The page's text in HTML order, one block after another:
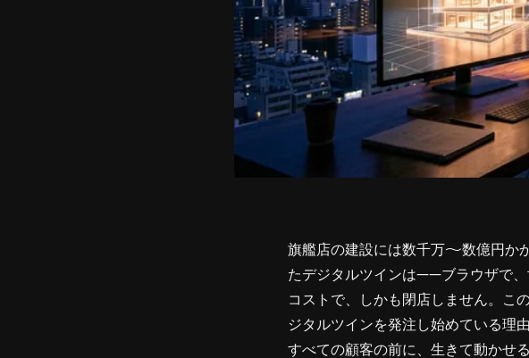
旗艦店の建設には数千万〜数億円か
たデジタルツインは——ブラウザで
コストで、しかも閉店しません。こ
ジタルツインを発注し始めている理
すべての顧客の前に、生きて動かせ